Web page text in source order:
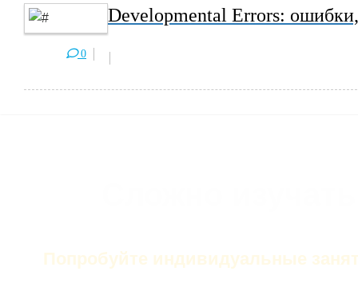
Developmental Errors:
0
Попробуйте индивидуальные